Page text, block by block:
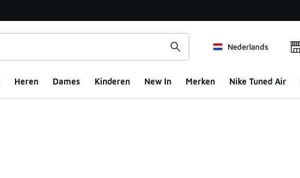
Nederlands
Heren Dames Kinderen New In Merken Nike Tuned Air